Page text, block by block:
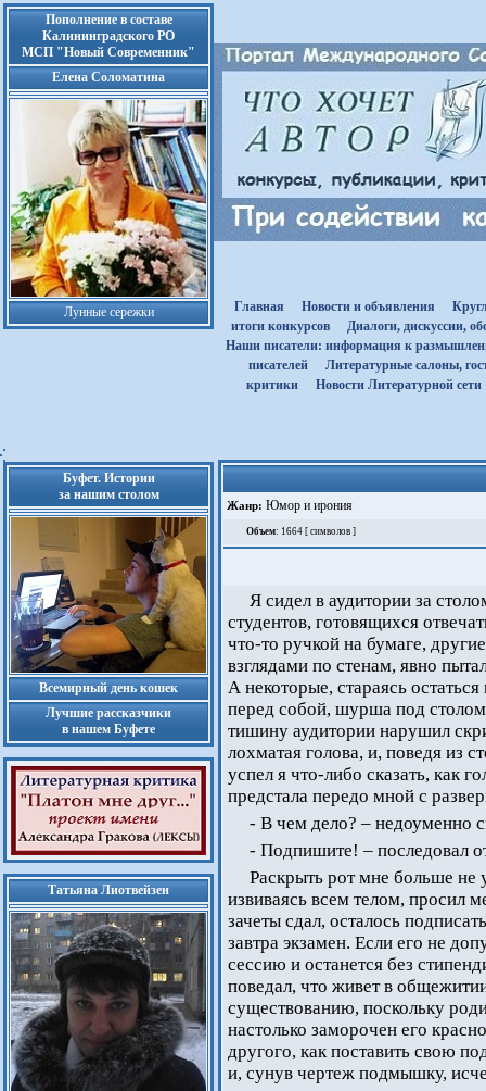
Пополнение в составе
Калининградского РО
МСП "Новый Современник"
Елена Соломатина
Лунные сережки Главная Новости и объявления
итоги конкурсов
Диалоги, дискуссии,
Наши писатели: информация к
писателей
Литературные салоны,
критики
Новости Литературной сети
Буфет. Истории
за нашим столом
Всемирный день кошек
Лучшие рассказчики
в нашем Буфете
Татьяна Лиотвейзен
Жанр: Юмор и ирония
Объем: 1664 [ символов ]
Я сидел в аудитории за
студентов, готовящихся
что-то ручкой на бумаге,
взглядами по стенам, явно
А некоторые, стараясь
перед собой, шурша под
тишину аудитории нарушил
лохматая голова, и, поведя из
успел я что-либо сказать, как
предстала передо мной с
- В чем дело? – недоуменно
- Подпишите! – последовал
Раскрыть рот мне больше не
извиваясь всем телом, просил
зачеты сдал, осталось
завтра экзамен. Если его не
сессию и останется без
поведал, что живет в
существованию, поскольку
настолько заморочен его
другого, как поставить свою
и, сунув чертеж подмышку,